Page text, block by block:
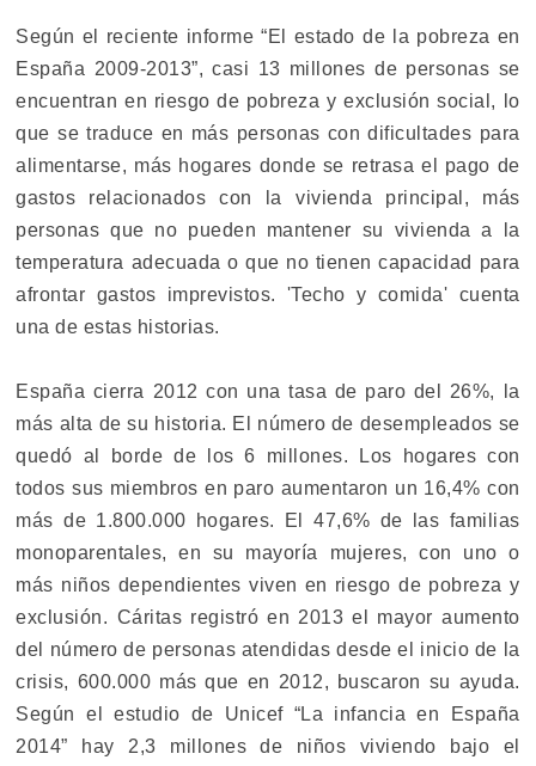
Según el reciente informe “El estado de la pobreza en
España 2009-2013”, casi 13 millones de personas se
encuentran en riesgo de pobreza y exclusión social, lo
que se traduce en más personas con dificultades para
alimentarse, más hogares donde se retrasa el pago de
gastos relacionados con la vivienda principal, más
personas que no pueden mantener su vivienda a la
temperatura adecuada o que no tienen capacidad para
afrontar gastos imprevistos. 'Techo y comida' cuenta
una de estas historias.
España cierra 2012 con una tasa de paro del 26%, la
más alta de su historia. El número de desempleados se
quedó al borde de los 6 millones. Los hogares con
todos sus miembros en paro aumentaron un 16,4% con
más de 1.800.000 hogares. El 47,6% de las familias
monoparentales, en su mayoría mujeres, con uno o
más niños dependientes viven en riesgo de pobreza y
exclusión. Cáritas registró en 2013 el mayor aumento
del número de personas atendidas desde el inicio de la
crisis, 600.000 más que en 2012, buscaron su ayuda.
Según el estudio de Unicef “La infancia en España
2014” hay 2,3 millones de niños viviendo bajo el